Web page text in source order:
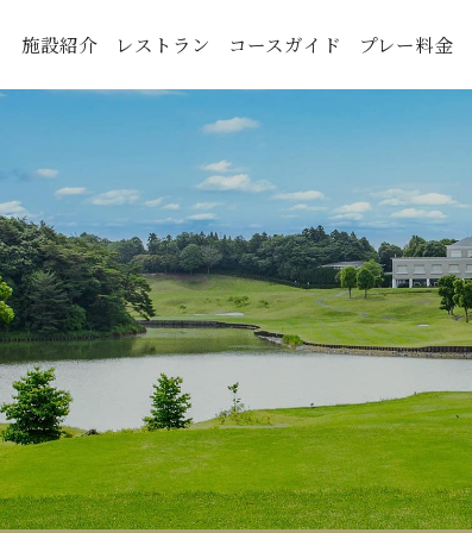
施設紹介 レストラン コースガイド プレー料金